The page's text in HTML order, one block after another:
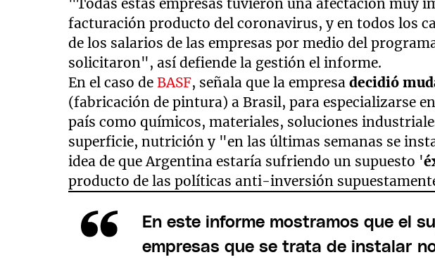
"Todas estas empresas tuvieron una afectación muy
facturación producto del coronavirus, y en todos los
de los salarios de las empresas por medio del
solicitaron", así defiende la gestión el informe.
En el caso deBASF, señala que la empresadecidió
(fabricación de pintura) a Brasil, para especializarse
país como químicos, materiales, soluciones
superficie, nutrición y "en las últimas semanas se
idea de que Argentina estaría sufriendo un supuesto '
producto de las políticas anti-inversión
En este informe mostramos que el
empresas que se trata de instalar